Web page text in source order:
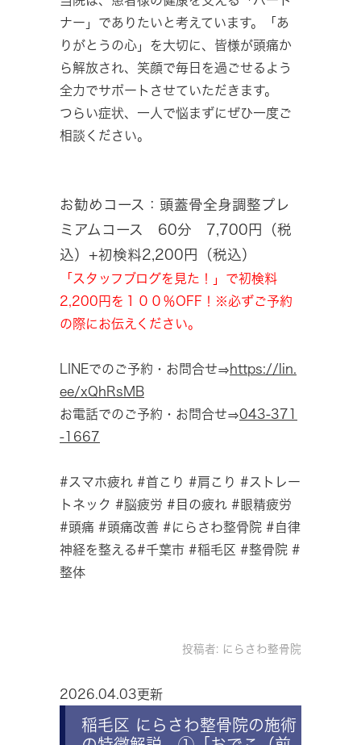
ナー」でありたいと考えています。「あ
りがとうの心」を大切に、皆様が頭痛か
ら解放され、笑顔で毎日を過ごせるよう
全力でサポートさせていただきます。
つらい症状、一人で悩まずにぜひ一度ご
相談ください。
お勧めコース：頭蓋骨全身調整プレ
ミアムコース 60分 7,700円（税
込）+初検料2,200円（税込）
「スタッフブログを見た！」で初検料
2,200円を１００％OFF！※必ずご予約
の際にお伝えください。
LINEでのご予約・お問合せ⇒https://lin.
ee/xQhRsMB
お電話でのご予約・お問合せ⇒043-371
-1667
#スマホ疲れ #首こり #肩こり #ストレー
トネック #脳疲労 #目の疲れ #眼精疲労
#頭痛 #頭痛改善 #にらさわ整骨院 #自律
神経を整える#千葉市 #稲毛区 #整骨院 #
整体
投稿者: にらさわ整骨院
2026.04.03更新
稲毛区 にらさわ整骨院の施術